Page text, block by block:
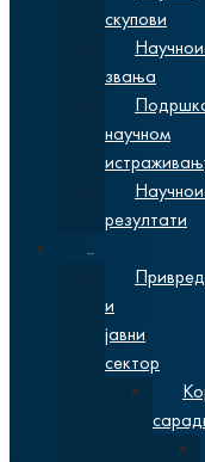
скупови
звања
научном
резултати
и
јавни
сектор